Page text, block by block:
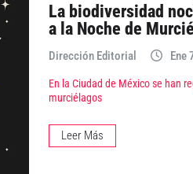
La biodiversidad
a la Noche de
Dirección Editorial Ene
En la Ciudad de México se han
murciélagos
Leer Más